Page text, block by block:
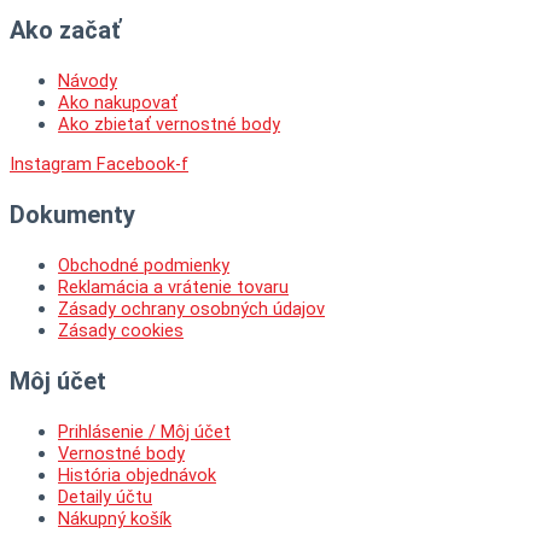
Ako začať
Návody
Ako nakupovať
Ako zbietať vernostné body
Instagram Facebook-f
Dokumenty
Obchodné podmienky
Reklamácia a vrátenie tovaru
Zásady ochrany osobných údajov
Zásady cookies
Môj účet
Prihlásenie / Môj účet
Vernostné body
História objednávok
Detaily účtu
Nákupný košík